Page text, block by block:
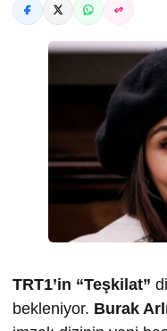
TRT1’in “Teşkilat”
bekleniyor. Burak